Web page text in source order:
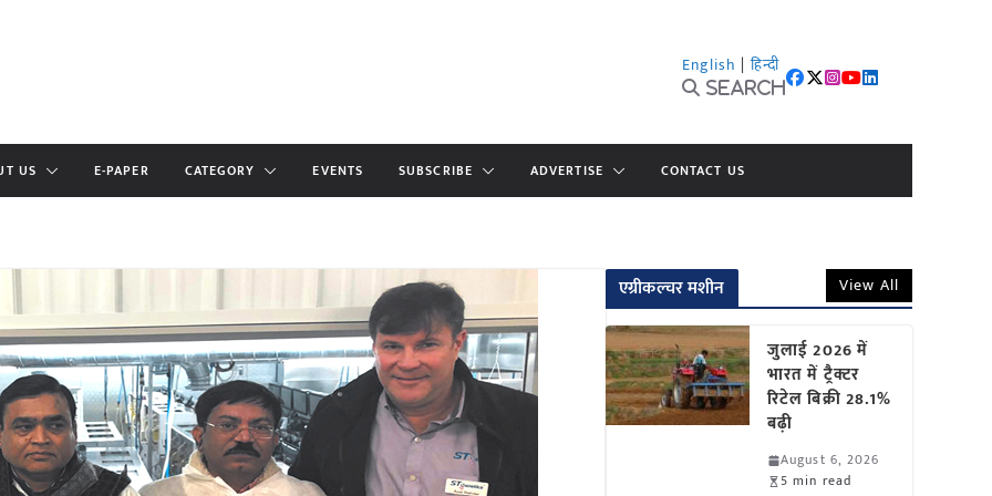
English | हिन्दी
Search
US E-PAPER CATEGORY EVENTS SUBSCRIBE ADVERTISE CONTACT US
एग्रीकल्चर मशीन View All
जुलाई 2026 में
भारत में ट्रैक्टर
रिटेल बिक्री 28.1%
बढ़ी
August 6, 2026
5 min read